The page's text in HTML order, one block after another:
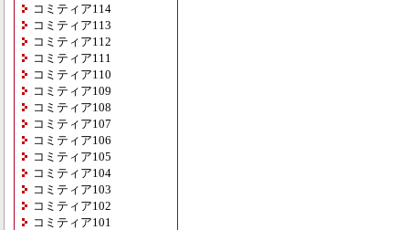
コミティア114
コミティア113
コミティア112
コミティア111
コミティア110
コミティア109
コミティア108
コミティア107
コミティア106
コミティア105
コミティア104
コミティア103
コミティア102
コミティア101